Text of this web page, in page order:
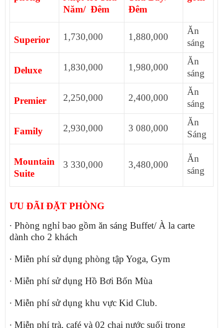
Năm/ Đêm
Đêm
Superior 1,730,000 1,880,000
Ăn
sáng
Deluxe 1,830,000 1,980,000
Ăn
sáng
Premier 2,250,000 2,400,000
Ăn
sáng
Family 2,930,000 3 080,000
Ăn
Sáng
Mountain
Suite
3 330,000 3,480,000
Ăn
sáng
ƯU ĐÃI ĐẶT PHÒNG
∙ Phòng nghỉ bao gồm ăn sáng Buffet/ À la carte
dành cho 2 khách
∙ Miễn phí sử dụng phòng tập Yoga, Gym
∙ Miễn phí sử dụng Hồ Bơi Bốn Mùa
∙ Miễn phí sử dụng khu vực Kid Club.
∙ Miễn phí trà, café và 02 chai nước suối trong